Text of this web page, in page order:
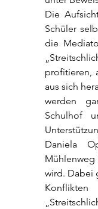
Die
Schüler
die
profitieren,
aus sich
werden
Schulhof
Daniela
wird. Dabei